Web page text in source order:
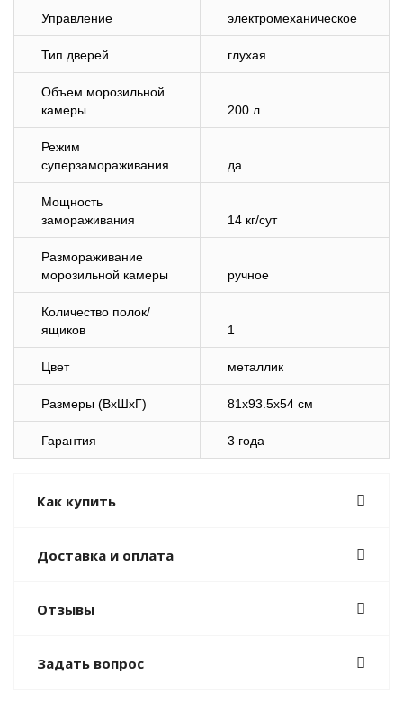
Управление электромеханическое
Тип дверей глухая
Объем морозильной
камеры
200 л
Режим
суперзамораживания
да
Мощность
замораживания
14 кг/сут
Размораживание
морозильной камеры
ручное
Количество полок/
ящиков
1
Цвет металлик
Размеры (ВхШхГ) 81x93.5x54 см
Гарантия 3 года
Как купить
Доставка и оплата
Отзывы
Задать вопрос